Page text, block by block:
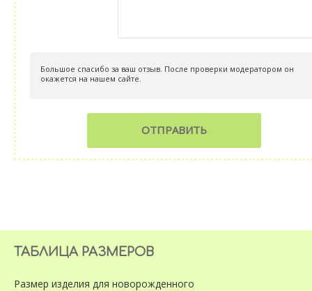
Большое спасибо за ваш отзыв. После проверки модератором он
окажется на нашем сайте.
ОТПРАВИТЬ
ТАБЛИЦА РАЗМЕРОВ
Размер изделия для новорожденного